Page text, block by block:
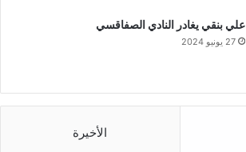
علي بنقي يغادر النادي الصفاقسي
27 يونيو 2024
الأخيرة